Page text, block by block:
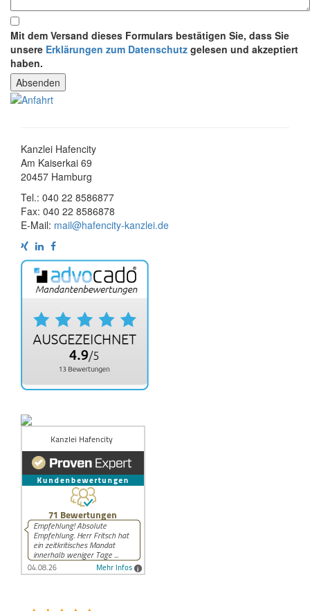
Mit dem Versand dieses Formulars bestätigen Sie, dass Sie
unsere Erklärungen zum Datenschutz gelesen und akzeptiert
haben.
Kanzlei Hafencity
Am Kaiserkai 69
20457 Hamburg
Tel.: 040 22 8586877
Fax: 040 22 8586878
E-Mail: mail@hafencity-kanzlei.de